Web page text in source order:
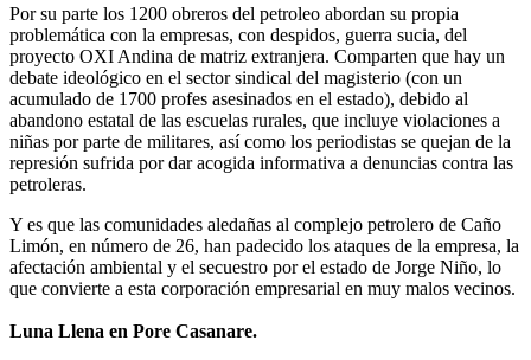
Por su parte los 1200 obreros del petroleo abordan su propia
problemática con la empresas, con despidos, guerra sucia, del
proyecto OXI Andina de matriz extranjera. Comparten que hay un
debate ideológico en el sector sindical del magisterio (con un
acumulado de 1700 profes asesinados en el estado), debido al
abandono estatal de las escuelas rurales, que incluye violaciones a
niñas por parte de militares, así como los periodistas se quejan de la
represión sufrida por dar acogida informativa a denuncias contra las
petroleras.
Y es que las comunidades aledañas al complejo petrolero de Caño
Limón, en número de 26, han padecido los ataques de la empresa, la
afectación ambiental y el secuestro por el estado de Jorge Niño, lo
que convierte a esta corporación empresarial en muy malos vecinos.
Luna Llena en Pore Casanare.